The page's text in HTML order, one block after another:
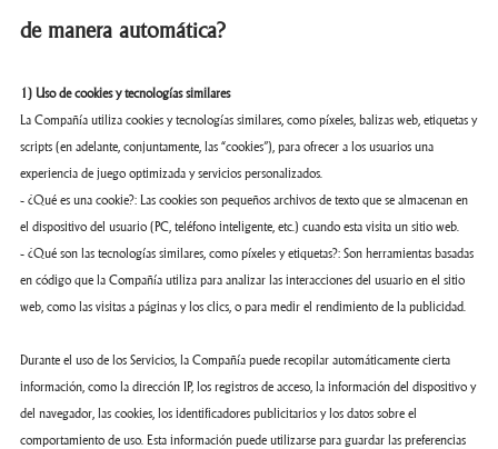
de manera automática?
1) Uso de cookies y tecnologías similares
La Compañía utiliza cookies y tecnologías similares, como píxeles, balizas web, etiquetas y
scripts (en adelante, conjuntamente, las “cookies”), para ofrecer a los usuarios una
experiencia de juego optimizada y servicios personalizados.
- ¿Qué es una cookie?: Las cookies son pequeños archivos de texto que se almacenan en
el dispositivo del usuario (PC, teléfono inteligente, etc.) cuando esta visita un sitio web.
- ¿Qué son las tecnologías similares, como píxeles y etiquetas?: Son herramientas basadas
en código que la Compañía utiliza para analizar las interacciones del usuario en el sitio
web, como las visitas a páginas y los clics, o para medir el rendimiento de la publicidad.
Durante el uso de los Servicios, la Compañía puede recopilar automáticamente cierta
información, como la dirección IP, los registros de acceso, la información del dispositivo y
del navegador, las cookies, los identificadores publicitarios y los datos sobre el
comportamiento de uso. Esta información puede utilizarse para guardar las preferencias